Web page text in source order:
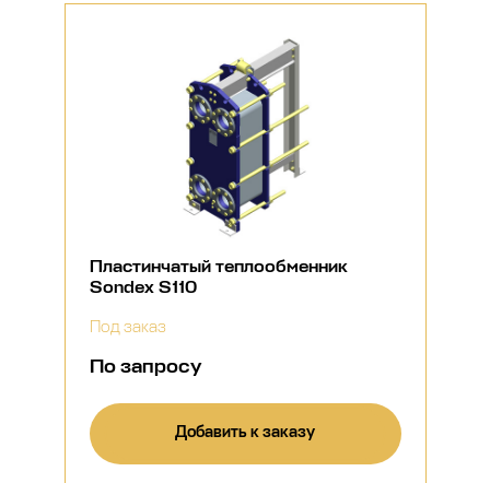
Пластинчатый теплообменник
Sondex S110
Под заказ
По запросу
Добавить к заказу